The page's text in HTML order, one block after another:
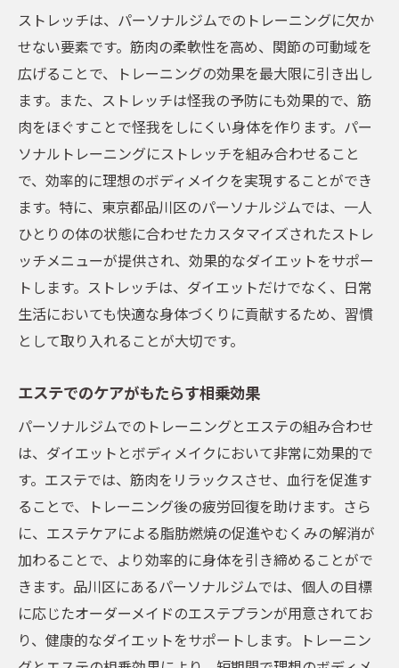
ストレッチは、パーソナルジムでのトレーニングに欠か
せない要素です。筋肉の柔軟性を高め、関節の可動域を
広げることで、トレーニングの効果を最大限に引き出し
ます。また、ストレッチは怪我の予防にも効果的で、筋
肉をほぐすことで怪我をしにくい身体を作ります。パー
ソナルトレーニングにストレッチを組み合わせること
で、効率的に理想のボディメイクを実現することができ
ます。特に、東京都品川区のパーソナルジムでは、一人
ひとりの体の状態に合わせたカスタマイズされたストレ
ッチメニューが提供され、効果的なダイエットをサポー
トします。ストレッチは、ダイエットだけでなく、日常
生活においても快適な身体づくりに貢献するため、習慣
として取り入れることが大切です。
エステでのケアがもたらす相乗効果
パーソナルジムでのトレーニングとエステの組み合わせ
は、ダイエットとボディメイクにおいて非常に効果的で
す。エステでは、筋肉をリラックスさせ、血行を促進す
ることで、トレーニング後の疲労回復を助けます。さら
に、エステケアによる脂肪燃焼の促進やむくみの解消が
加わることで、より効率的に身体を引き締めることがで
きます。品川区にあるパーソナルジムでは、個人の目標
に応じたオーダーメイドのエステプランが用意されてお
り、健康的なダイエットをサポートします。トレーニン